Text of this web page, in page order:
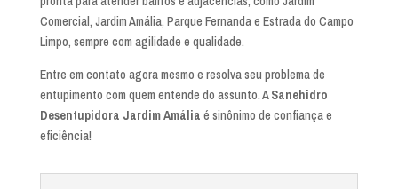
Comercial, Jardim Amália, Parque Fernanda e Estrada do Campo
Limpo, sempre com agilidade e qualidade.
Entre em contato agora mesmo e resolva seu problema de
entupimento com quem entende do assunto. ASanehidro
Desentupidora Jardim Amália é sinônimo de confiança e
eficiência!